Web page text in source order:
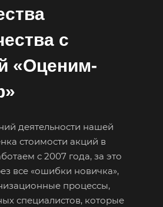
с
«Оценим-
деятельности нашей
стоимости акций в
с 2007 года, за это
все «ошибки новичка»,
процессы,
специалистов, которые